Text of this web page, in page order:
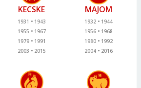
KECSKE
1931
1943
1955
1967
1979
1991
2003
2015
MAJOM
1932
1944
1956
1968
1980
1992
2004
2016